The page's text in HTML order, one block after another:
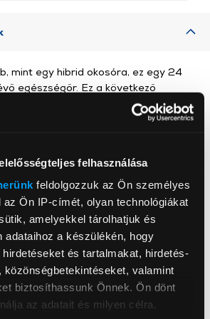
felhasználása
feldolgozzuk az Ön személyes
az Ön IP-címét, olyan technológiákat
amelyekkel tárolhatjuk és
adataihoz a készülékén, hogy
és tartalmakat, hirdetés-
közönségbetekintéseket, valamint
biztosíthassunk Önnek. Ön dönt
az adatait és milyen célra.
mint egy hibrid okosóra, ez egy 24
egészségőr. Ez a következő
érzékelőket tartalmaz, köztük a
– amely első alkalommal biztosítja a
1L EKG-n keresztül, illetve a vér
az érzékelők együttesen bárkinek
életmód fenntartásában,
ScanWatch 2 védjegye az alvás- és
a rendkívüli, 30 napos
mielőtt újratöltésre kerülne sor.